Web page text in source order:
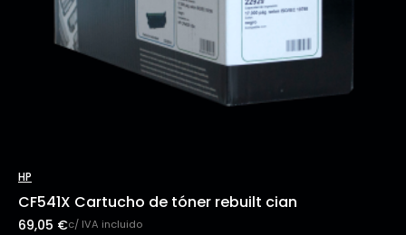
HP
CF541X Cartucho de tóner rebuilt cian
69,05 €c/ IVA incluido